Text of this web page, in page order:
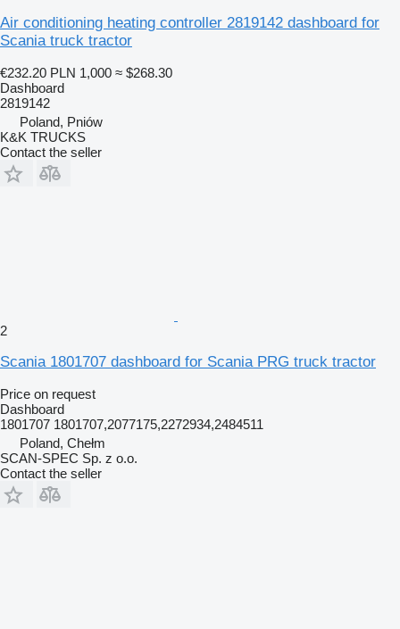
Air conditioning heating controller 2819142 dashboard for
Scania truck tractor
€232.20 PLN 1,000 ≈ $268.30
Dashboard
2819142
Poland, Pniów
K&K TRUCKS
Contact the seller
2
Scania 1801707 dashboard for Scania PRG truck tractor
Price on request
Dashboard
1801707 1801707,2077175,2272934,2484511
Poland, Chełm
SCAN-SPEC Sp. z o.o.
Contact the seller